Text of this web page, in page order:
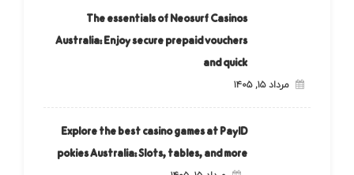
The essentials of Neosurf Casinos
Australia: Enjoy secure prepaid vouchers
and quick
مرداد ۱۵, ۱۴۰۵
Explore the best casino games at PayID
pokies Australia: Slots, tables, and more